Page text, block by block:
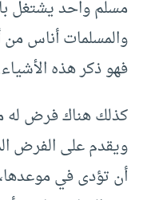
مسلم واحد يشتغل
والمسلمات أناس من
فهو ذكر هذه
كذلك هناك فرض له
ويقدم على الفرض
أن تؤدى في